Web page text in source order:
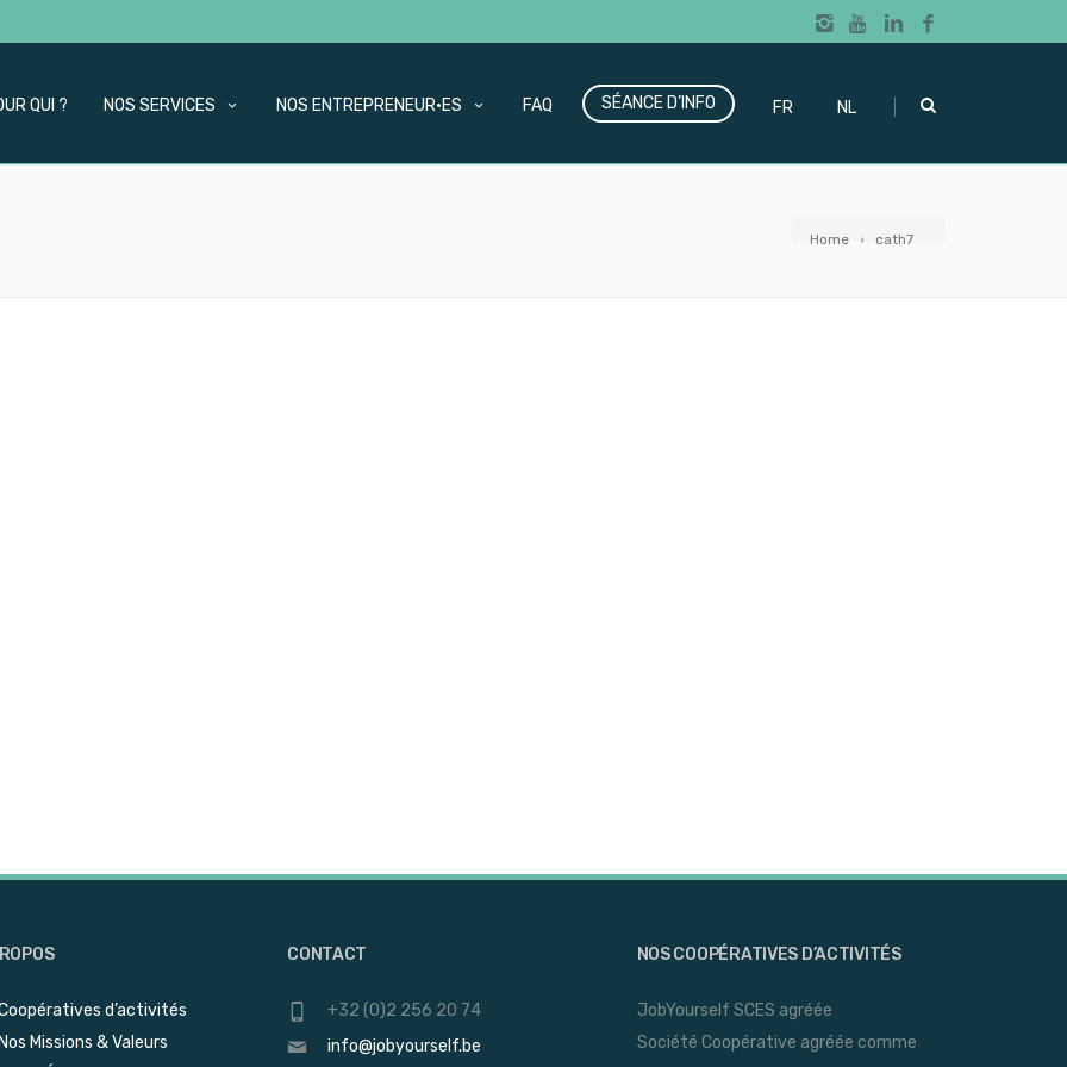
QUI ? NOS SERVICES NOS ENTREPRENEUR·ES FAQ SÉANCE D’INFO FR NL |
Home cath7
d’activités
Missions & Valeurs
CONTACT
+32 (0)2 256 20 74
info@jobyourself.be
NOS COOPÉRATIVES D’ACTIVITÉS
JobYourself SCES agréée
Société Coopérative agréée comme